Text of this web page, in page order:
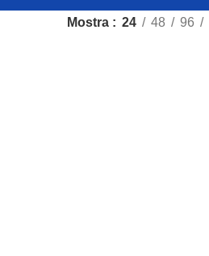
Mostra 24 48 96